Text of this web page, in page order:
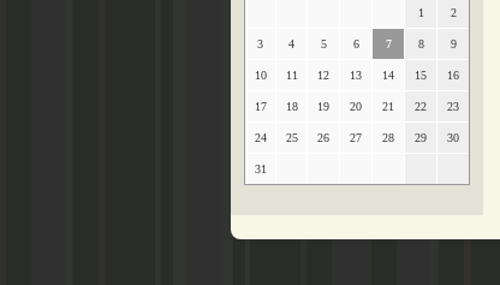
1 2
3 4 5 6 7 8 9
10 11 12 13 14 15 16
17 18 19 20 21 22 23
24 25 26 27 28 29 30
31